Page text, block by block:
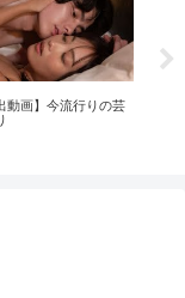
動画】今流行りの芸